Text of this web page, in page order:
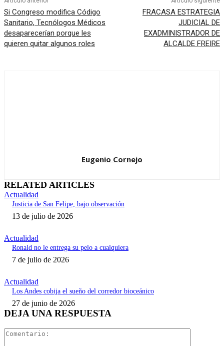
Si Congreso modifica Código
Sanitario, Tecnólogos Médicos
desaparecerían porque les
quieren quitar algunos roles
FRACASA ESTRATEGIA
JUDICIAL DE
EXADMINISTRADOR DE
ALCALDE FREIRE
Eugenio Cornejo
RELATED ARTICLES
Actualidad
Justicia de San Felipe, bajo observación
13 de julio de 2026
Actualidad
Ronald no le entrega su pelo a cualquiera
7 de julio de 2026
Actualidad
Los Andes cobija el sueño del corredor bioceánico
27 de junio de 2026
DEJA UNA RESPUESTA